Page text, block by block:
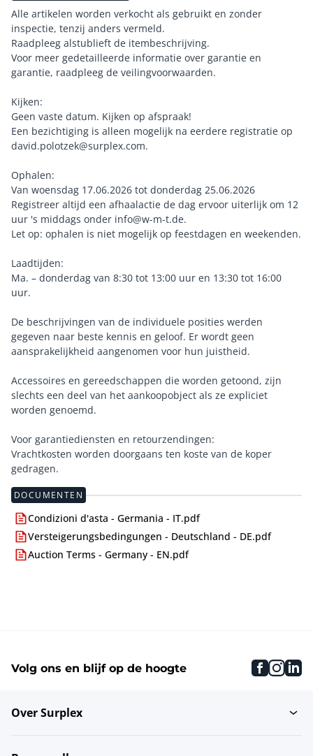
Alle artikelen worden verkocht als gebruikt en zonder
inspectie, tenzij anders vermeld.
Raadpleeg alstublieft de itembeschrijving.
Voor meer gedetailleerde informatie over garantie en
garantie, raadpleeg de veilingvoorwaarden.
Kijken:
Geen vaste datum. Kijken op afspraak!
Een bezichtiging is alleen mogelijk na eerdere registratie op
david.polotzek@surplex.com.
Ophalen:
Van woensdag 17.06.2026 tot donderdag 25.06.2026
Registreer altijd een afhaalactie de dag ervoor uiterlijk om 12
uur 's middags onder info@w-m-t.de.
Let op: ophalen is niet mogelijk op feestdagen en weekenden.
Laadtijden:
Ma. – donderdag van 8:30 tot 13:00 uur en 13:30 tot 16:00
uur.
De beschrijvingen van de individuele posities werden
gegeven naar beste kennis en geloof. Er wordt geen
aansprakelijkheid aangenomen voor hun juistheid.
Accessoires en gereedschappen die worden getoond, zijn
slechts een deel van het aankoopobject als ze expliciet
worden genoemd.
Voor garantiediensten en retourzendingen:
Vrachtkosten worden doorgaans ten koste van de koper
gedragen.
DOCUMENTEN
Condizioni d'asta - Germania - IT.pdf
Versteigerungsbedingungen - Deutschland - DE.pdf
Auction Terms - Germany - EN.pdf
Volg ons en blijf op de hoogte
Over Surplex